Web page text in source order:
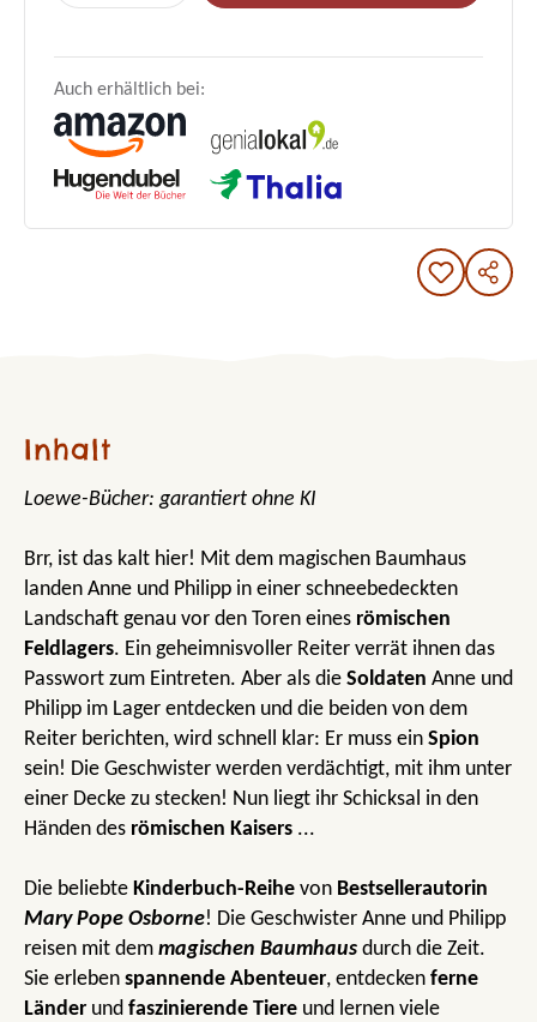
Auch erhältlich bei:
Inhalt
Loewe-Bücher: garantiert ohne KI
Brr, ist das kalt hier! Mit dem magischen Baumhaus
landen Anne und Philipp in einer schneebedeckten
Landschaft genau vor den Toren eines römischen
Feldlagers. Ein geheimnisvoller Reiter verrät ihnen das
Passwort zum Eintreten. Aber als die Soldaten Anne und
Philipp im Lager entdecken und die beiden von dem
Reiter berichten, wird schnell klar: Er muss ein Spion
sein! Die Geschwister werden verdächtigt, mit ihm unter
einer Decke zu stecken! Nun liegt ihr Schicksal in den
Händen des römischen Kaisers ...
Die beliebte Kinderbuch-Reihe von Bestsellerautorin
Mary Pope Osborne! Die Geschwister Anne und Philipp
reisen mit dem magischen Baumhaus durch die Zeit.
Sie erleben spannende Abenteuer, entdecken ferne
Länder und faszinierende Tiere und lernen viele